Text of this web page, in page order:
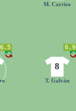
6.9
8
T. Galván
M. Carrizo
6.5